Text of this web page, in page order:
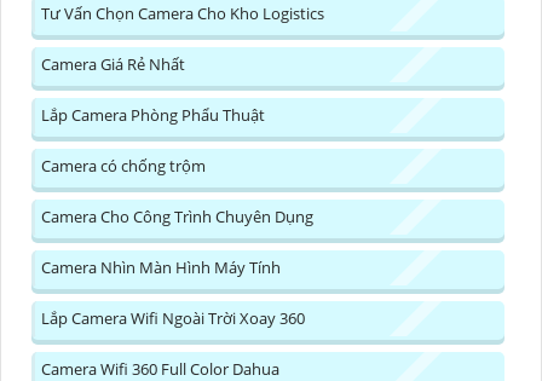
Tư Vấn Chọn Camera Cho Kho Logistics
Camera Giá Rẻ Nhất
Lắp Camera Phòng Phẩu Thuật
Camera có chống trộm
Camera Cho Công Trình Chuyên Dụng
Camera Nhìn Màn Hình Máy Tính
Lắp Camera Wifi Ngoài Trời Xoay 360
Camera Wifi 360 Full Color Dahua